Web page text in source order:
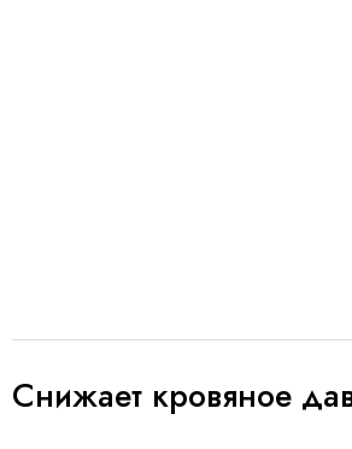
Снижает кровяное